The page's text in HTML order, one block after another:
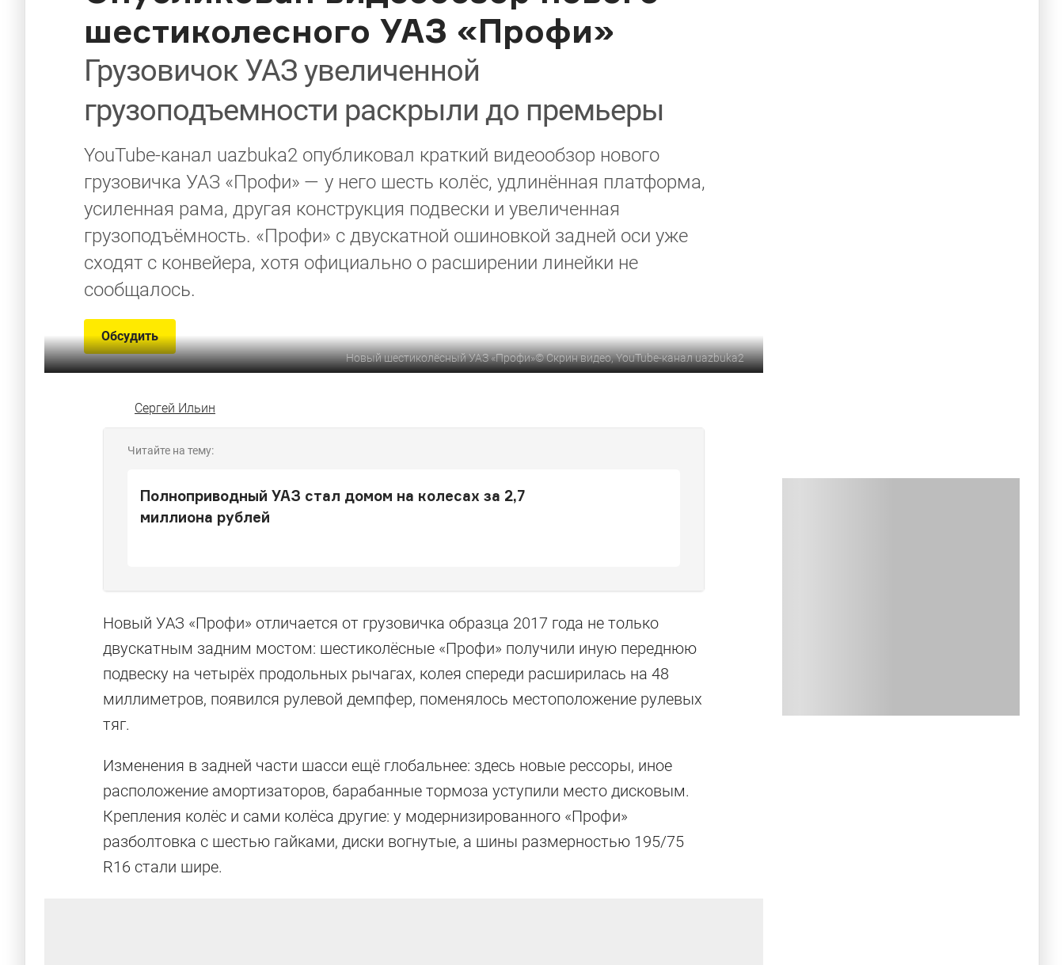
шестиколесного УАЗ «Профи»
Грузовичок УАЗ увеличенной
грузоподъемности раскрыли до премьеры
YouTube-канал uazbuka2 опубликовал краткий видеообзор нового
грузовичка УАЗ «Профи» — у него шесть колёс, удлинённая платформа,
усиленная рама, другая конструкция подвески и увеличенная
грузоподъёмность. «Профи» с двускатной ошиновкой задней оси уже
сходят с конвейера, хотя официально о расширении линейки не
сообщалось.
Обсудить
Новый шестиколёсный УАЗ «Профи»©Скрин видео, YouTube-канал uazbuka2
Сергей Ильин
Читайте на тему:
Полноприводный УАЗ стал домом на колесах за 2,7
миллиона рублей
Новый УАЗ «Профи» отличается от грузовичка образца 2017 года не только
двускатным задним мостом: шестиколёсные «Профи» получили иную переднюю
подвеску на четырёх продольных рычагах, колея спереди расширилась на 48
миллиметров, появился рулевой демпфер, поменялось местоположение рулевых
тяг.
Изменения в задней части шасси ещё глобальнее: здесь новые рессоры, иное
расположение амортизаторов, барабанные тормоза уступили место дисковым.
Крепления колёс и сами колёса другие: у модернизированного «Профи»
разболтовка с шестью гайками, диски вогнутые, а шины размерностью 195/75
R16 стали шире.